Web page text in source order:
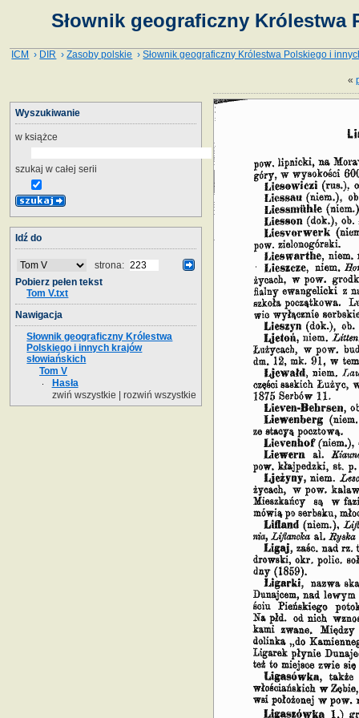
Słownik geograficzny Królestwa
ICM › DIR ›Zasoby polskie ›Słownik geograficzny Królestwa Polskiego i
«
Wyszukiwanie
w książce
szukaj w całej serii
Idź do
strona:
Pobierz pełen tekst
Tom V.txt
Nawigacja
Słownik geograficzny Królestwa
Polskiego i innych krajów
słowiańskich
Tom V
Hasła
zwiń wszystkie
rozwiń wszystkie